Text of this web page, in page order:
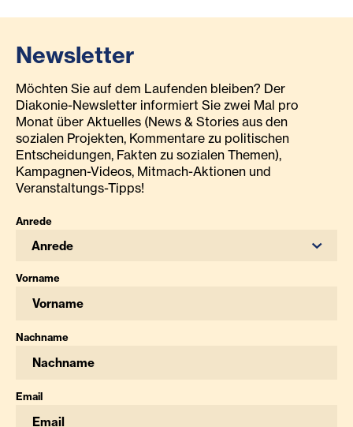
Newsletter
Möchten Sie auf dem Laufenden bleiben? Der
Diakonie-Newsletter informiert Sie zwei Mal pro
Monat über Aktuelles (News & Stories aus den
sozialen Projekten, Kommentare zu politischen
Entscheidungen, Fakten zu sozialen Themen),
Kampagnen-Videos, Mitmach-Aktionen und
Veranstaltungs-Tipps!
Anrede
Anrede
Vorname
Nachname
Email